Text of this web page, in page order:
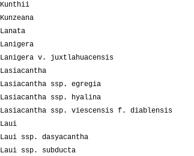
Kunthii
Kunzeana
Lanata
Lanigera
Lanigera v. juxtlahuacensis
Lasiacantha
Lasiacantha ssp. egregia
Lasiacantha ssp. hyalina
Lasiacantha ssp. viescensis f. diablensis
Laui
Laui ssp. dasyacantha
Laui ssp. subducta